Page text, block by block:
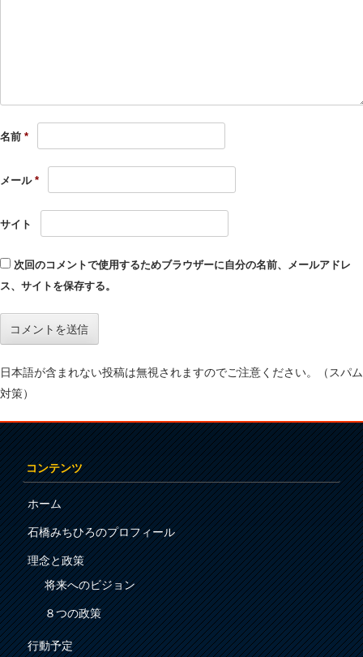
名前 *
メール *
サイト
次回のコメントで使用するためブラウザーに自分の名前、メールアドレ
ス、サイトを保存する。
日本語が含まれない投稿は無視されますのでご注意ください。（スパム
対策）
コンテンツ
ホーム
石橋みちひろのプロフィール
理念と政策
将来へのビジョン
８つの政策
行動予定